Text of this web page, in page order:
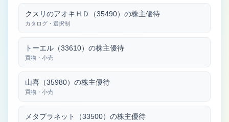
クスリのアオキＨＤ（35490）の株主優待
カタログ・選択制
トーエル（33610）の株主優待
買物・小売
山喜（35980）の株主優待
買物・小売
メタプラネット（33500）の株主優待